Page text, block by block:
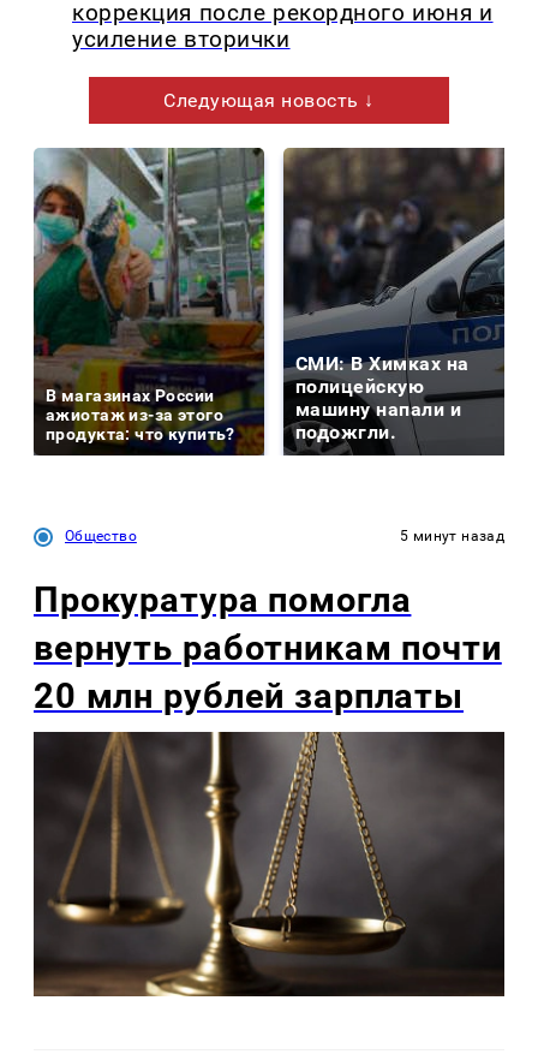
коррекция после рекордного июня и
усиление вторички
Следующая новость ↓
В магазинах России
ажиотаж из-за этого
продукта: что купить?
СМИ: В Химках на
полицейскую
машину напали и
подожгли.
Общество 5 минут назад
Прокуратура помогла
вернуть работникам почти
20 млн рублей зарплаты